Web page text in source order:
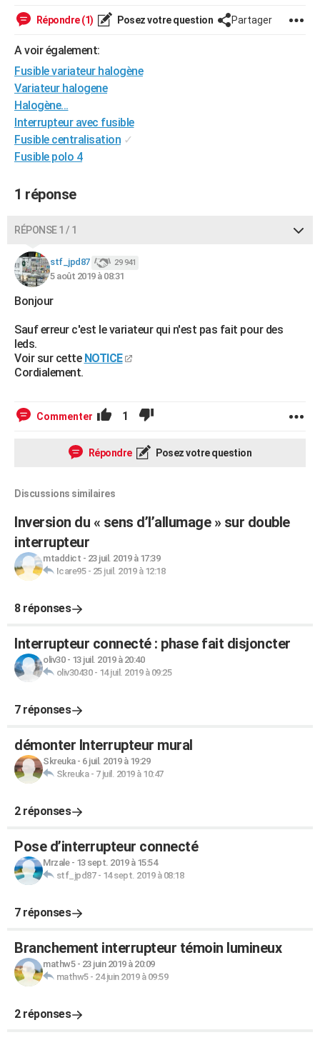
Répondre (1) Posez votre question Partager
A voir également:
Fusible variateur halogène
Variateur halogene
Halogène...
Interrupteur avec fusible
Fusible centralisation ✓
Fusible polo 4
1 réponse
RÉPONSE 1 / 1
stf_jpd87 29 941
5 août 2019 à 08:31
Bonjour
Sauf erreur c'est le variateur qui n'est pas fait pour des
leds.
Voir sur cette NOTICE
Cordialement.
Commenter 1
Répondre Posez votre question
Discussions similaires
Inversion du « sens d’l’allumage » sur double
interrupteur
mtaddict - 23 juil. 2019 à 17:39
Icare95- 25 juil. 2019 à 12:18
8 réponses
Interrupteur connecté : phase fait disjoncter
oliv30- 13 juil. 2019 à 20:40
oliv30430- 14 juil. 2019 à 09:25
7 réponses
démonter Interrupteur mural
Skreuka- 6 juil. 2019 à 19:29
Skreuka- 7 juil. 2019 à 10:47
2 réponses
Pose d’interrupteur connecté
Mrzale- 13 sept. 2019 à 15:54
stf_jpd87- 14 sept. 2019 à 08:18
7 réponses
Branchement interrupteur témoin lumineux
mathw5- 23 juin 2019 à 20:09
mathw5- 24 juin 2019 à 09:59
2 réponses